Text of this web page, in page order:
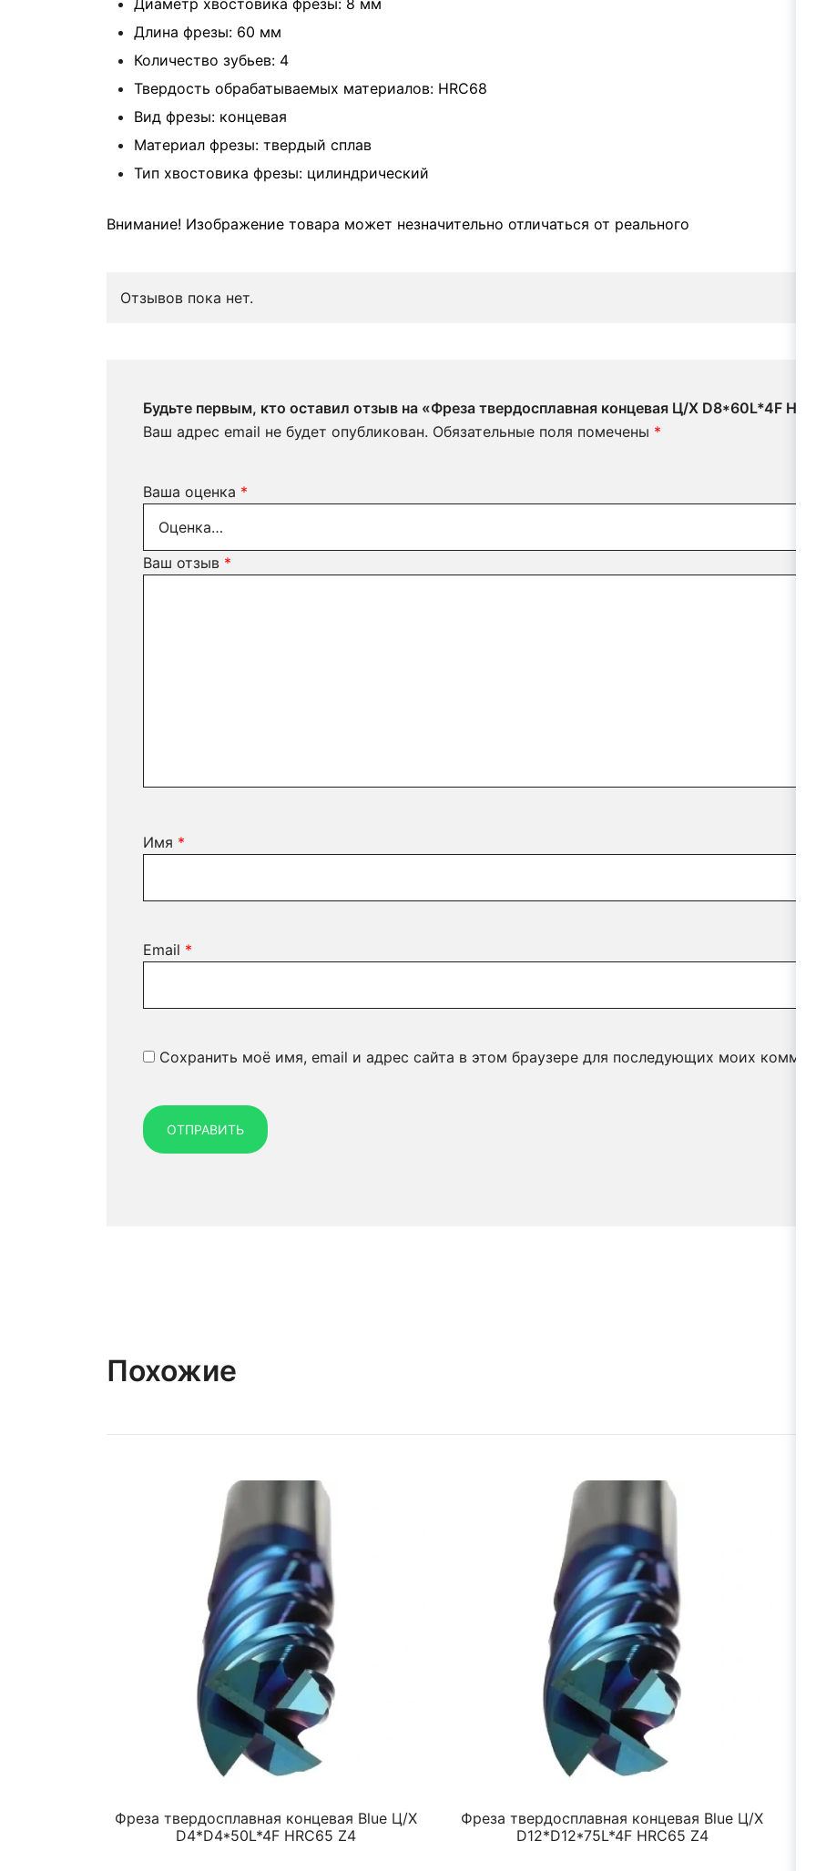
Диаметр хвостовика фрезы: 8 мм
Длина фрезы: 60 мм
Количество зубьев: 4
Твердость обрабатываемых материалов: HRC68
Вид фрезы: концевая
Материал фрезы: твердый сплав
Тип хвостовика фрезы: цилиндрический
Внимание! Изображение товара может незначительно отличаться от реального
Отзывов пока нет.
Будьте первым, кто оставил отзыв на «Фреза твердосплавная концевая Ц/Х D8*60L*4F
Ваш адрес email не будет опубликован. Обязательные поля помечены *
Ваша оценка *
Ваш отзыв *
Имя *
Email *
Сохранить моё имя, email и адрес сайта в этом браузере для последующих моих
Похожие
Фреза твердосплавная концевая Blue Ц/Х
D4*D4*50L*4F HRC65 Z4
Фреза твердосплавная концевая Blue Ц/Х
D12*D12*75L*4F HRC65 Z4